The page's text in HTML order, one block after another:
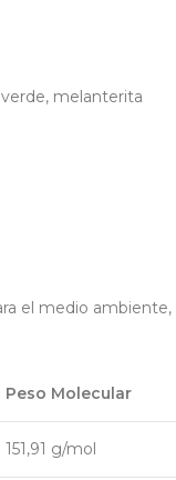
melanterita
el medio ambiente,
Peso Molecular
151,91 g/mol